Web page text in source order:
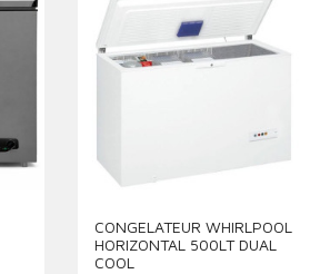
CONGELATEUR WHIRLPOOL
HORIZONTAL 500LT DUAL
COOL